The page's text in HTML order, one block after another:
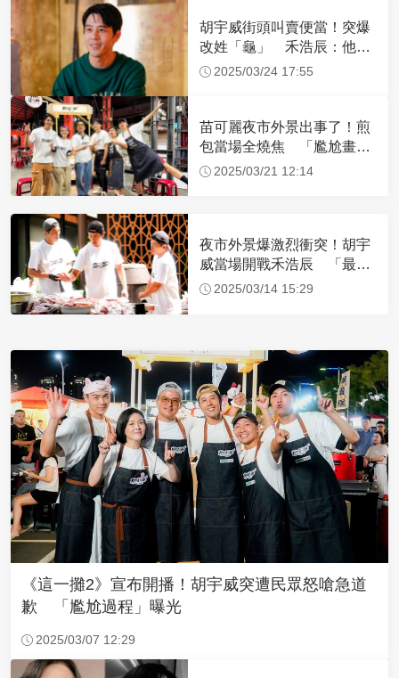
胡宇威街頭叫賣便當！突爆
改姓「龜」 禾浩辰：他速
度很快
2025/03/24 17:55
苗可麗夜市外景出事了！煎
包當場全燒焦 「尷尬畫
面」慘被拍
2025/03/21 12:14
夜市外景爆激烈衝突！胡宇
威當場開戰禾浩辰 「最大
導火線」曝
2025/03/14 15:29
《這一攤2》宣布開播！胡宇威突遭民眾怒嗆急道
歉 「尷尬過程」曝光
2025/03/07 12:29